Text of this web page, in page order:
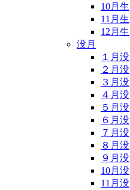
10月生
11月生
12月生
没月
１月没
２月没
３月没
４月没
５月没
６月没
７月没
８月没
９月没
10月没
11月没